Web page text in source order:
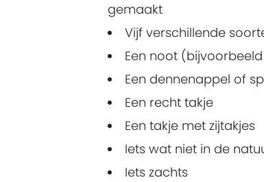
gemaakt
Vijf verschillende
Een noot
Een dennenappel of
Een recht takje
Een takje met zijtakjes
Iets wat niet in de
Iets zachts